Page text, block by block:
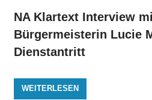
NA Klartext Interview
Bürgermeisterin Lucie
Dienstantritt
WEITERLESEN